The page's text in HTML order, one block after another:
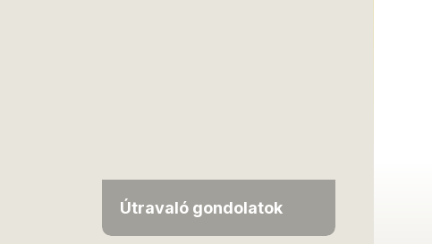
Útravaló gondolatok